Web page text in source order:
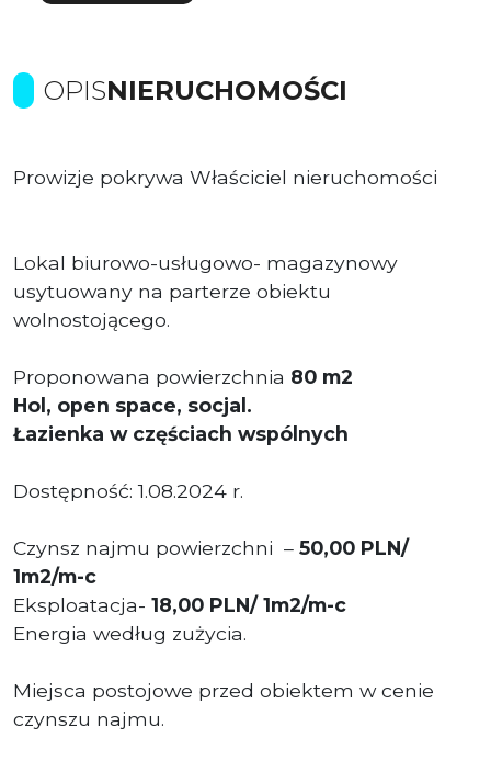
OPISNIERUCHOMOŚCI
Prowizje pokrywa Właściciel nieruchomości
Lokal biurowo-usługowo- magazynowy
usytuowany na parterze obiektu
wolnostojącego.
Proponowana powierzchnia 80 m2
Hol, open space, socjal.
Łazienka w częściach wspólnych
Dostępność: 1.08.2024 r.
Czynsz najmu powierzchni – 50,00 PLN/
1m2/m-c
Eksploatacja- 18,00 PLN/ 1m2/m-c
Energia według zużycia.
Miejsca postojowe przed obiektem w cenie
czynszu najmu.